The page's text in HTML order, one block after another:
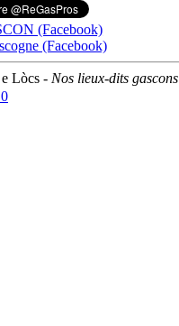
(Facebook)
(Facebook)
Lòcs - Nos lieux-dits gascons